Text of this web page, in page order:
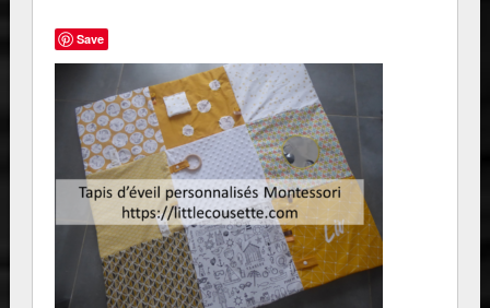
Save